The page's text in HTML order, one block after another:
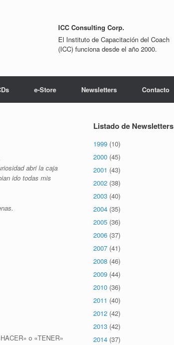
ICC Consulting Corp.
El Instituto de Capacitación del Coach
(ICC) funciona desde el año 2000.
e-Store Newsletters Contacto
abri la caja
ido todas mis
o «TENER»
Listado de Newsletters
1999 (10)
2000 (45)
2001 (43)
2002 (38)
2003 (40)
2004 (35)
2005 (36)
2006 (37)
2007 (41)
2008 (46)
2009 (44)
2010 (36)
2011 (40)
2012 (42)
2013 (42)
2014 (37)